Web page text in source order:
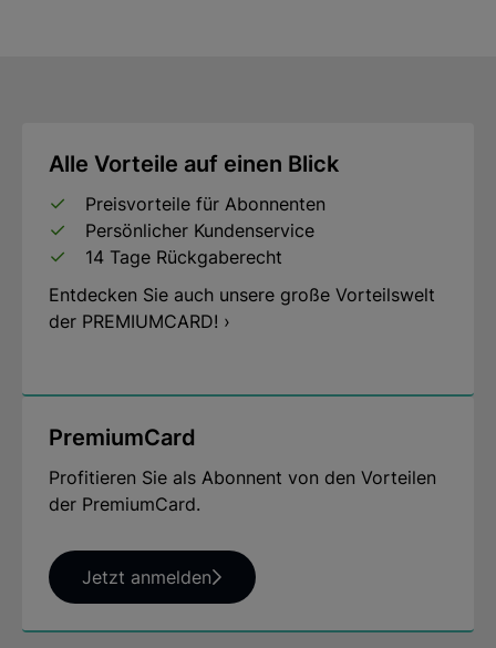
Alle Vorteile auf einen Blick
Preisvorteile für Abonnenten
Persönlicher Kundenservice
14 Tage Rückgaberecht
Entdecken Sie auch unsere große Vorteilswelt
der PREMIUMCARD! ›
PremiumCard
Profitieren Sie als Abonnent von den Vorteilen
der PremiumCard.
Jetzt anmelden